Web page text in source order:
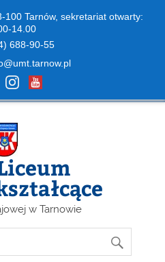
100 Tarnów, sekretariat otwarty:
14.00
688-90-55
w Tarnowie